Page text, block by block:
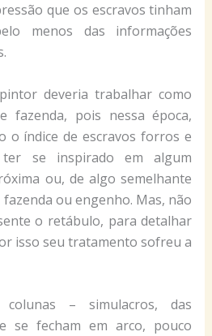
que os escravos tinham
menos das informações
deveria trabalhar como
fazenda, pois nessa época,
o índice de escravos forros e
ter se inspirado em algum
ou, de algo semelhante
ou engenho. Mas, não
o retábulo, para detalhar
isso seu tratamento sofreu a
colunas – simulacros, das
se fecham em arco, pouco